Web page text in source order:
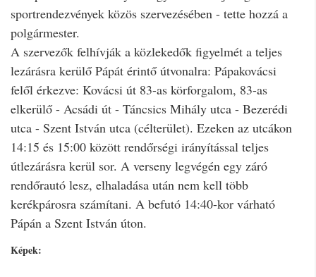
sportrendezvények közös szervezésében - tette hozzá a
polgármester.
A szervezők felhívják a közlekedők figyelmét a teljes
lezárásra kerülő Pápát érintő útvonalra: Pápakovácsi
felől érkezve: Kovácsi út 83-as körforgalom, 83-as
elkerülő - Acsádi út - Táncsics Mihály utca - Bezerédi
utca - Szent István utca (célterület). Ezeken az utcákon
14:15 és 15:00 között rendőrségi irányítással teljes
útlezárásra kerül sor. A verseny legvégén egy záró
rendőrautó lesz, elhaladása után nem kell több
kerékpárosra számítani. A befutó 14:40-kor várható
Pápán a Szent István úton.
Képek: